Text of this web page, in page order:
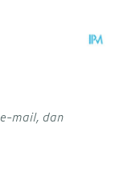
mail, dan